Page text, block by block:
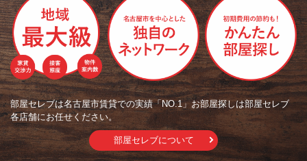
部屋セレブは名古屋市賃貸での実績「NO.1」お部屋探しは部屋セレブ
各店舗にお任せください。
部屋セレブについて